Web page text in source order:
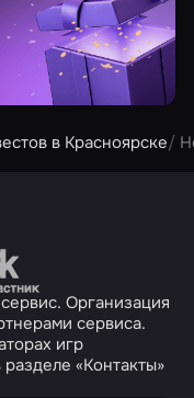
в Красноярске
на сайт
Организация
сервиса.
игр
«Контакты»